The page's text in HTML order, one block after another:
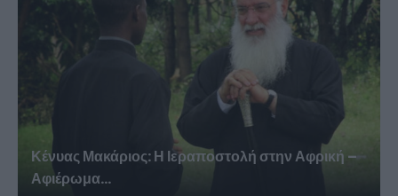
Κένυας Μακάριος: Η Ιεραποστολή στην Αφρική –
Αφιέρωμα...